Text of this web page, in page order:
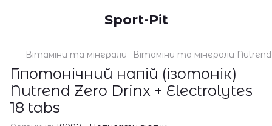
Sport-Pit
Вітаміни та мінерали Вітаміни та мінерали Nutrend
Гіпотонічний напій (ізотонік)
Nutrend Zero Drinx + Electrolytes
18 tabs